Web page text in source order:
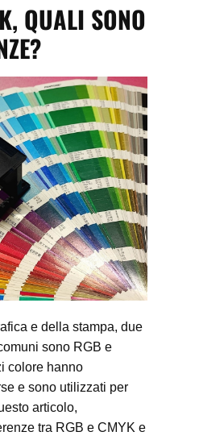
QUALI SONO
e della stampa, due
sono RGB e
colore hanno
e sono utilizzati per
articolo,
tra RGB e CMYK e